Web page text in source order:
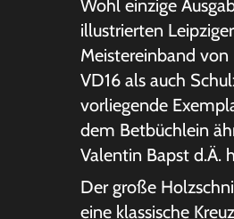
Wohl einzige
illustrierten
Meistereinband
VD16 als auch
vorliegende
dem Betbüchlein
Valentin Bapst d.Ä.
Der große
eine klassische